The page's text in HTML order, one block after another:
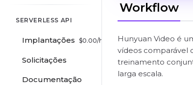
SERVERLESS API
Implantações $0.00/hr
Solicitações
Documentação
Workflow
Hunyuan Video é
vídeos comparável
treinamento
larga escala.